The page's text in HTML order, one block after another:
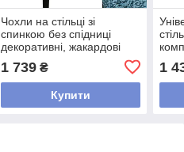
Чохли на стільці зі
спинкою без спідниці
декоративні, жакардові
чохли на стільці натяжні
Туреччина М'ятний
1 739₴
Купити
1